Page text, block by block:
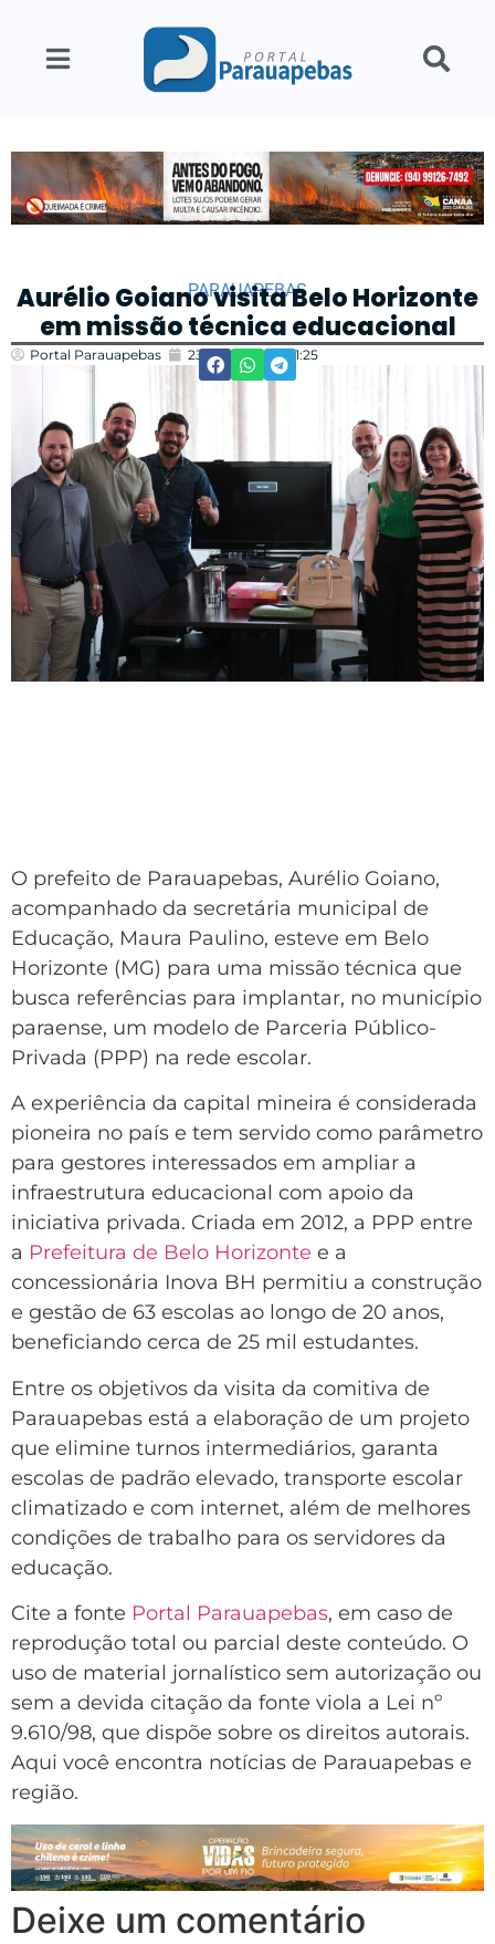
PARAUAPEBAS
Aurélio Goiano visita Belo Horizonte
em missão técnica educacional
Portal Parauapebas 23/09/2025 21:25
O prefeito de Parauapebas, Aurélio Goiano,
acompanhado da secretária municipal de
Educação, Maura Paulino, esteve em Belo
Horizonte (MG) para uma missão técnica que
busca referências para implantar, no município
paraense, um modelo de Parceria Público-
Privada (PPP) na rede escolar.
A experiência da capital mineira é considerada
pioneira no país e tem servido como parâmetro
para gestores interessados em ampliar a
infraestrutura educacional com apoio da
iniciativa privada. Criada em 2012, a PPP entre
a Prefeitura de Belo Horizonte e a
concessionária Inova BH permitiu a construção
e gestão de 63 escolas ao longo de 20 anos,
beneficiando cerca de 25 mil estudantes.
Entre os objetivos da visita da comitiva de
Parauapebas está a elaboração de um projeto
que elimine turnos intermediários, garanta
escolas de padrão elevado, transporte escolar
climatizado e com internet, além de melhores
condições de trabalho para os servidores da
educação.
Cite a fonte Portal Parauapebas, em caso de
reprodução total ou parcial deste conteúdo. O
uso de material jornalístico sem autorização ou
sem a devida citação da fonte viola a Lei nº
9.610/98, que dispõe sobre os direitos autorais.
Aqui você encontra notícias de Parauapebas e
região.
Deixe um comentário